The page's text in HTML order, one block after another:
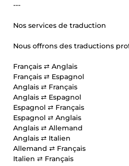
---
Nos services de traduction
Nous offrons des traductions
Français ⇄ Anglais
Français ⇄ Espagnol
Anglais ⇄ Français
Anglais ⇄ Espagnol
Espagnol ⇄ Français
Espagnol ⇄ Anglais
Anglais ⇄ Allemand
Anglais ⇄ Italien
Allemand ⇄ Français
Italien ⇄ Français